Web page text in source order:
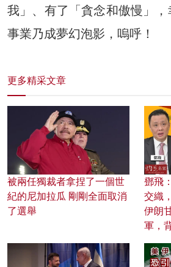
我」、有了「貪念和傲慢」
事業乃成夢幻泡影，嗚呼！
更多精采文章
被兩任獨裁者拿捏了一個世
紀的尼加拉瓜 剛剛全面取消
了選舉
鄧飛
交織
伊朗
軍，